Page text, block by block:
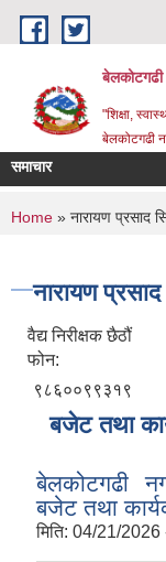
Skip to main content
बेलकोटगढी
"शिक्षा,
बेलकोटगढी
समाचार
You are
Home » नारायण प्रसाद
नारायण
वैद्य निरीक्षक छैठौं
फोन:
९८६००९९३१९
बजेट तथा
बेलकोटगढी
बजेट तथा
मिति: 04/21/2026